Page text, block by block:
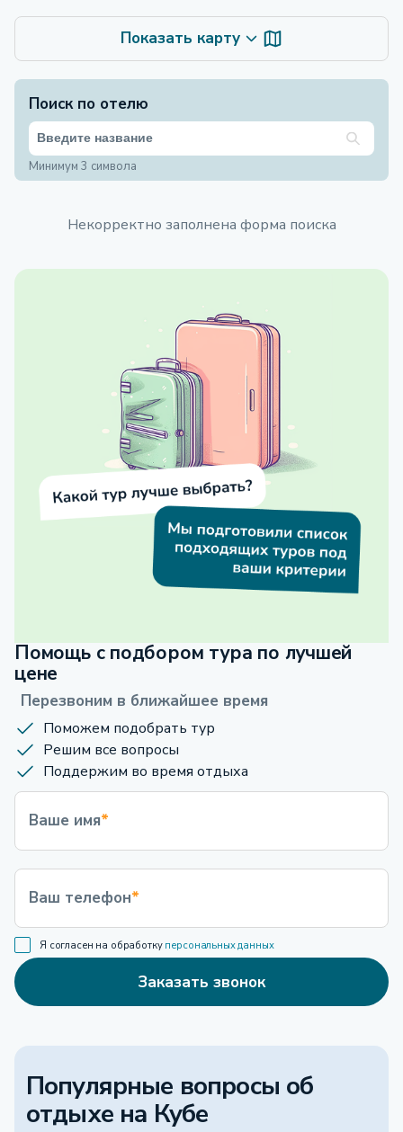
Показать карту
Поиск по отелю
Минимум 3 символа
Некорректно заполнена форма поиска
Помощь с подбором тура по лучшей
цене
Перезвоним в ближайшее время
Поможем подобрать тур
Решим все вопросы
Поддержим во время отдыха
Ваше имя*
Ваш телефон*
Я согласен на обработку персональных данных
Заказать звонок
Популярные вопросы об
отдыхе на Кубе